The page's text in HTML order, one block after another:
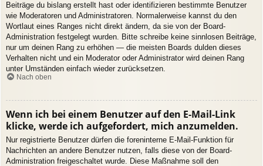
Beiträge du bislang erstellt hast oder identifizieren bestimmte Benutzer
wie Moderatoren und Administratoren. Normalerweise kannst du den
Wortlaut eines Ranges nicht direkt ändern, da sie von der Board-
Administration festgelegt wurden. Bitte schreibe keine sinnlosen Beiträge,
nur um deinen Rang zu erhöhen — die meisten Boards dulden dieses
Verhalten nicht und ein Moderator oder Administrator wird deinen Rang
unter Umständen einfach wieder zurücksetzen.
Nach oben
Wenn ich bei einem Benutzer auf den E-Mail-Link
klicke, werde ich aufgefordert, mich anzumelden.
Nur registrierte Benutzer dürfen die foreninterne E-Mail-Funktion für
Nachrichten an andere Benutzer nutzen, falls diese von der Board-
Administration freigeschaltet wurde. Diese Maßnahme soll den